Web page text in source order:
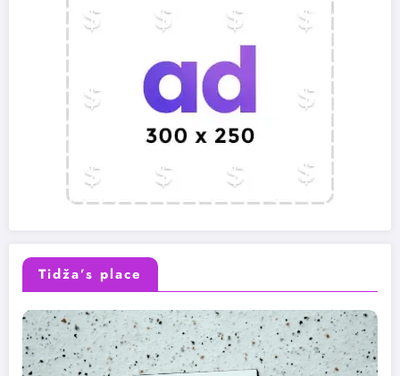
Tidža’s place